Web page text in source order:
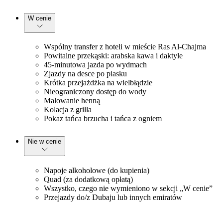
W cenie
Wspólny transfer z hoteli w mieście Ras Al-Chajma
Powitalne przekąski: arabska kawa i daktyle
45-minutowa jazda po wydmach
Zjazdy na desce po piasku
Krótka przejażdżka na wielbłądzie
Nieograniczony dostęp do wody
Malowanie henną
Kolacja z grilla
Pokaz tańca brzucha i tańca z ogniem
Nie w cenie
Napoje alkoholowe (do kupienia)
Quad (za dodatkową opłatą)
Wszystko, czego nie wymieniono w sekcji „W cenie”
Przejazdy do/z Dubaju lub innych emiratów